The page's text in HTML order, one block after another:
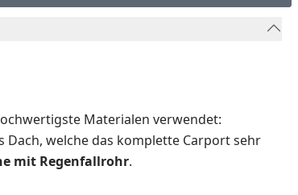
Materialen verwendet:
welche das komplette Carport sehr
mit Regenfallrohr.